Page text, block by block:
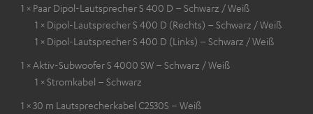
1 × Paar Dipol-Lautsprecher S 400 D – Schwarz / Weiß
1 × Dipol-Lautsprecher S 400 D (Rechts) – Schwarz / Weiß
1 × Dipol-Lautsprecher S 400 D (Links) – Schwarz / Weiß
1 × Aktiv-Subwoofer S 4000 SW – Schwarz / Weiß
1 × Stromkabel – Schwarz
1 × 30 m Lautsprecherkabel C2530S – Weiß